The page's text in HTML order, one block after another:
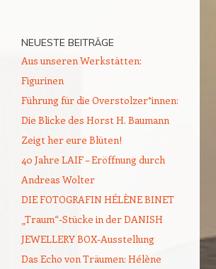
NEUESTE BEITRÄGE
Aus unseren Werkstätten:
Figurinen
Führung für die Overstolzer*innen:
Die Blicke des Horst H. Baumann
Zeigt her eure Blüten!
40 Jahre LAIF – Eröffnung durch
Andreas Wolter
DIE FOTOGRAFIN HÉLÈNE BINET
„Traum“-Stücke in der DANISH
JEWELLERY BOX-Ausstellung
Das Echo von Träumen: Hélène